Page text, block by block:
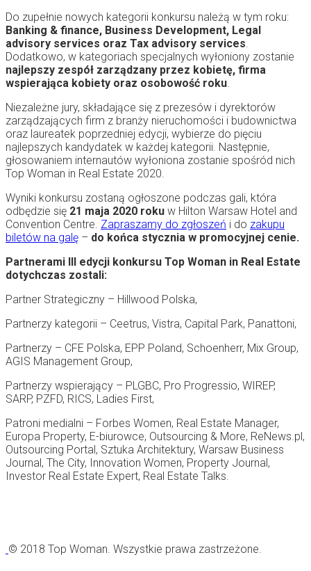
Do zupełnie nowych kategorii konkursu należą w tym roku:
Banking & finance, Business Development, Legal
advisory services oraz Tax advisory services
Dodatkowo, w kategoriach specjalnych wyłoniony zostanie
najlepszy zespół zarządzany przez kobietę, firma
wspierająca kobiety oraz osobowość roku
Niezależne jury, składające się z prezesów i dyrektorów
zarządzających firm z branży nieruchomości i budownictwa
oraz laureatek poprzedniej edycji, wybierze do pięciu
najlepszych kandydatek w każdej kategorii. Następnie,
głosowaniem internautów wyłoniona zostanie spośród nich
Top Woman in Real Estate 2020.
Wyniki konkursu zostaną ogłoszone podczas gali, która
odbędzie się 21 maja 2020 roku w Hilton Warsaw Hotel and
Convention Centre. Zapraszamy do zgłoszeń i do zakupu
biletów na galę – do końca stycznia w promocyjnej cenie.
Partnerami III edycji konkursu Top Woman in Real Estate
dotychczas zostali:
Partner Strategiczny – Hillwood Polska,
Partnerzy kategorii – Ceetrus, Vistra, Capital Park, Panattoni,
Partnerzy – CFE Polska, EPP Poland, Schoenherr, Mix Group,
AGIS Management Group,
Partnerzy wspierający – PLGBC, Pro Progressio, WIREP,
SARP, PZFD, RICS, Ladies First,
Patroni medialni – Forbes Women, Real Estate Manager,
Europa Property, E-biurowce, Outsourcing & More, ReNews.pl,
Outsourcing Portal, Sztuka Architektury, Warsaw Business
Journal, The City, Innovation Women, Property Journal,
Investor Real Estate Expert, Real Estate Talks.
© 2018 Top Woman. Wszystkie prawa zastrzeżone.